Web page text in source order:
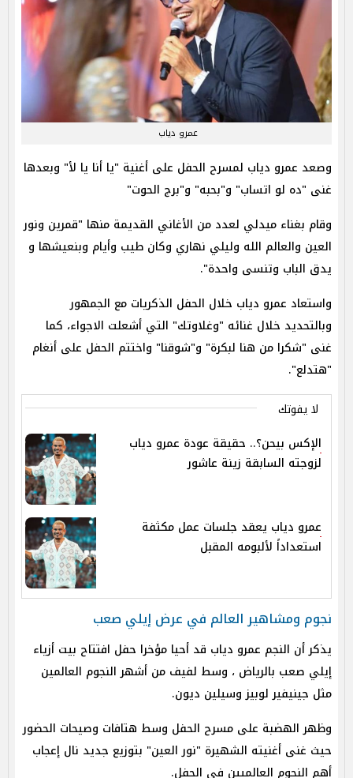
عمرو دياب
وصعد عمرو دياب لمسرح الحفل على أغنية "يا أنا يا لأ" وبعدها
غنى "ده لو اتساب" و"بحبه" و"برج الحوت"
وقام بغناء ميدلي لعدد من الأغاني القديمة منها "قمرين ونور
العين والعالم الله وليلي نهاري وكان طيب وأيام وبنعيشها و
يدق الباب وتنسى واحدة".
واستعاد عمرو دياب خلال الحفل الذكريات مع الجمهور
وبالتحديد خلال غنائه "وغلاوتك" التي أشعلت الاجواء، كما
غنى "شكرا من هنا لبكرة" و"شوقنا" واختتم الحفل على أنغام
"هتدلع".
لا يفوتك
الإكس بيحن؟.. حقيقة عودة عمرو دياب
لزوجته السابقة زينة عاشور
عمرو دياب يعقد جلسات عمل مكثفة
استعداداً لألبومه المقبل
نجوم ومشاهير العالم في عرض إيلي صعب
يذكر أن النجم عمرو دياب قد أحيا مؤخرا حفل افتتاح بيت أزياء
إيلي صعب بالرياض ، وسط لفيف من أشهر النجوم العالمين
مثل جينيفير لوبيز وسيلين ديون.
وظهر الهضبة على مسرح الحفل وسط هتافات وصيحات الحضور
حيث غنى أغنيته الشهيرة "نور العين" بتوزيع جديد نال إعجاب
أهم النجوم العالميين في الحفل.